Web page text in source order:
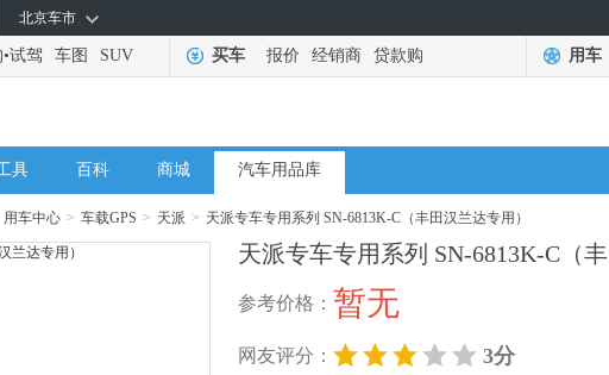
北京车市
•试驾 车图 SUV 买车 报价 经销商 贷款购 用车
具 百科 商城 汽车用品库
用车中心 > 车载GPS > 天派 > 天派专车专用系列 SN-6813K-C（丰田汉兰达专用）
天派专车专用系列 SN-6813K-C（丰
参考价格： 暂无
网友评分： 3分